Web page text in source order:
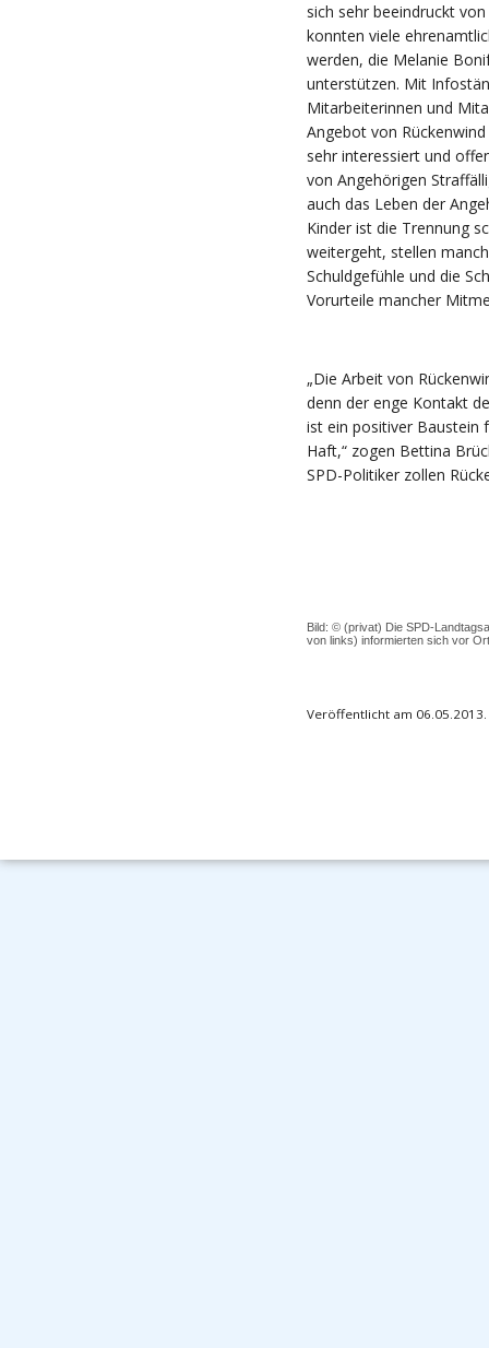
sich sehr beeindruckt
konnten viele
werden, die Melanie
unterstützen. Mit
Mitarbeiterinnen und
Angebot von
sehr interessiert und
von Angehörigen
auch das Leben der
Kinder ist die Trennung
weitergeht, stellen
Schuldgefühle und die
Vorurteile mancher
„Die Arbeit von
denn der enge Kontakt
ist ein positiver Baustein
Haft,“ zogen Bettina
SPD-Politiker zollen
Bild: © (privat) Die SPD-
von links) informierten sich vor
Veröffentlicht am 06.05.2013.